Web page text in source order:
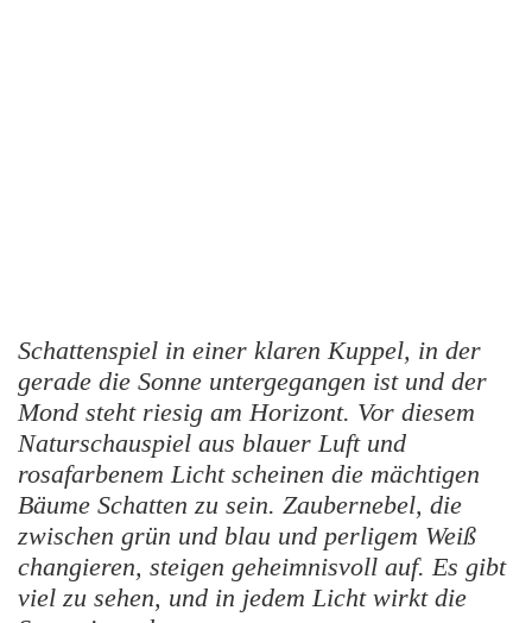
Schattenspiel in einer klaren Kuppel, in der
gerade die Sonne untergegangen ist und der
Mond steht riesig am Horizont. Vor diesem
Naturschauspiel aus blauer Luft und
rosafarbenem Licht scheinen die mächtigen
Bäume Schatten zu sein. Zaubernebel, die
zwischen grün und blau und perligem Weiß
changieren, steigen geheimnisvoll auf. Es gibt
viel zu sehen, und in jedem Licht wirkt die